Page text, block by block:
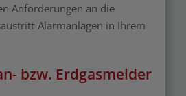
Anforderungen an die
Alarmanlagen in Ihrem
bzw. Erdgasmelder